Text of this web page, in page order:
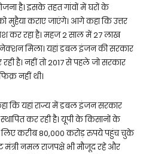
है। इसके तहत गांवों में घरों के
मुहैया कराए जाएंगे। आगे कहा कि उत्तर
कर रहा है। महज 2 साल में 27 लाख
मिला। यहां डबल इंजन की सरकार
है। नहीं तो 2017 से पहले जो सरकार
नहीं थी।
कि यहां राज्य में डबल इंजन सरकार
कर रही है। यूपी के किसानों के
करीब 80,000 करोड़ रुपये पहुंच चुके
नमल राजपक्षे भी मौजूद रहे और